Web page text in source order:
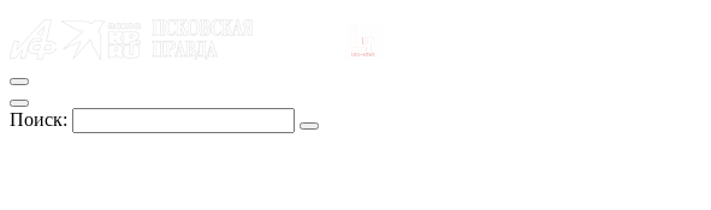
Поиск: